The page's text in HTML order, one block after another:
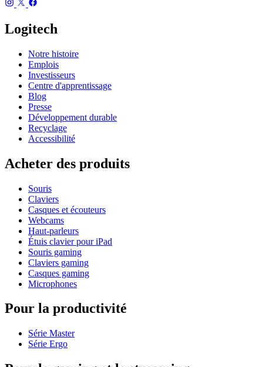
Logitech
Notre histoire
Emplois
Investisseurs
Centre d'apprentissage
Blog
Presse
Développement durable
Recyclage
Accessibilité
Acheter des produits
Souris
Claviers
Casques et écouteurs
Webcams
Haut-parleurs
Étuis clavier pour iPad
Souris gaming
Claviers gaming
Casques gaming
Microphones
Pour la productivité
Série Master
Série Ergo